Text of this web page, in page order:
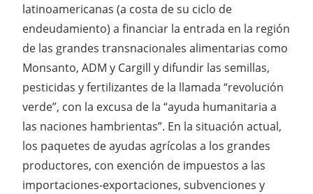
latinoamericanas (a costa de su ciclo de
endeudamiento) a financiar la entrada en la región
de las grandes transnacionales alimentarias como
Monsanto, ADM y Cargill y difundir las semillas,
pesticidas y fertilizantes de la llamada “revolución
verde”, con la excusa de la “ayuda humanitaria a
las naciones hambrientas”. En la situación actual,
los paquetes de ayudas agrícolas a los grandes
productores, con exención de impuestos a las
importaciones-exportaciones, subvenciones y